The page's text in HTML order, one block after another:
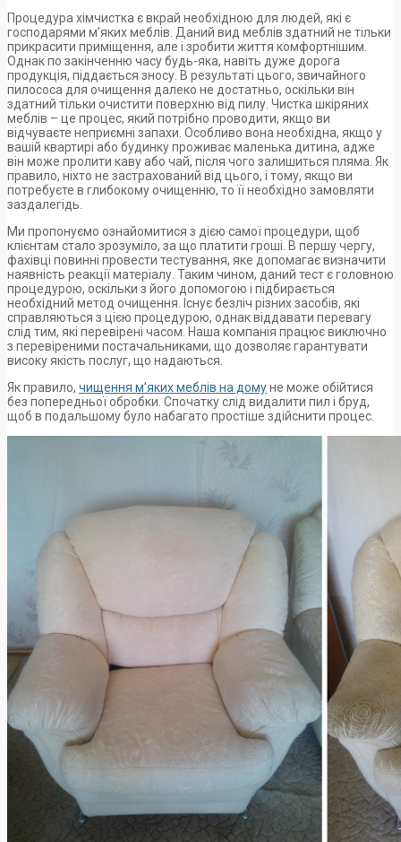
Процедура хімчистка є вкрай необхідною для людей, які є
господарями м’яких меблів. Даний вид меблів здатний не тільки
прикрасити приміщення, але і зробити життя комфортнішим.
Однак по закінченню часу будь-яка, навіть дуже дорога
продукція, піддається зносу. В результаті цього, звичайного
пилососа для очищення далеко не достатньо, оскільки він
здатний тільки очистити поверхню від пилу. Чистка шкіряних
меблів – це процес, який потрібно проводити, якщо ви
відчуваєте неприємні запахи. Особливо вона необхідна, якщо у
вашій квартирі або будинку проживає маленька дитина, адже
він може пролити каву або чай, після чого залишиться пляма. Як
правило, ніхто не застрахований від цього, і тому, якщо ви
потребуєте в глибокому очищенню, то її необхідно замовляти
заздалегідь.
Ми пропонуємо ознайомитися з дією самої процедури, щоб
клієнтам стало зрозуміло, за що платити гроші. В першу чергу,
фахівці повинні провести тестування, яке допомагає визначити
наявність реакції матеріалу. Таким чином, даний тест є головною
процедурою, оскільки з його допомогою і підбирається
необхідний метод очищення. Існує безліч різних засобів, які
справляються з цією процедурою, однак віддавати перевагу
слід тим, які перевірені часом. Наша компанія працює виключно
з перевіреними постачальниками, що дозволяє гарантувати
високу якість послуг, що надаються.
Як правило, чищення м’яких меблів на домуне може обійтися
без попередньої обробки. Спочатку слід видалити пил і бруд,
щоб в подальшому було набагато простіше здійснити процес.